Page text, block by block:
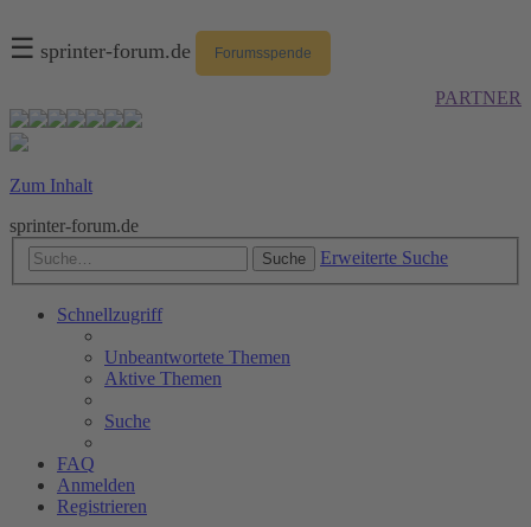
☰ sprinter-forum.de Forumsspende
PARTNER
Zum Inhalt
sprinter-forum.de
Suche Erweiterte Suche
Schnellzugriff
Unbeantwortete Themen
Aktive Themen
Suche
FAQ
Anmelden
Registrieren